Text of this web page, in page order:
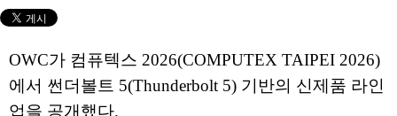
OWC가 컴퓨텍스 2026(COMPUTEX TAIPEI 2026)
에서 썬더볼트 5(Thunderbolt 5) 기반의 신제품 라인
업을 공개했다.